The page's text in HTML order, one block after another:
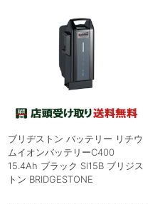
ブリヂストン バッテリー リチウ
ムイオンバッテリーC400
15.4Ah ブラック SI15B ブリジス
トン BRIDGESTONE